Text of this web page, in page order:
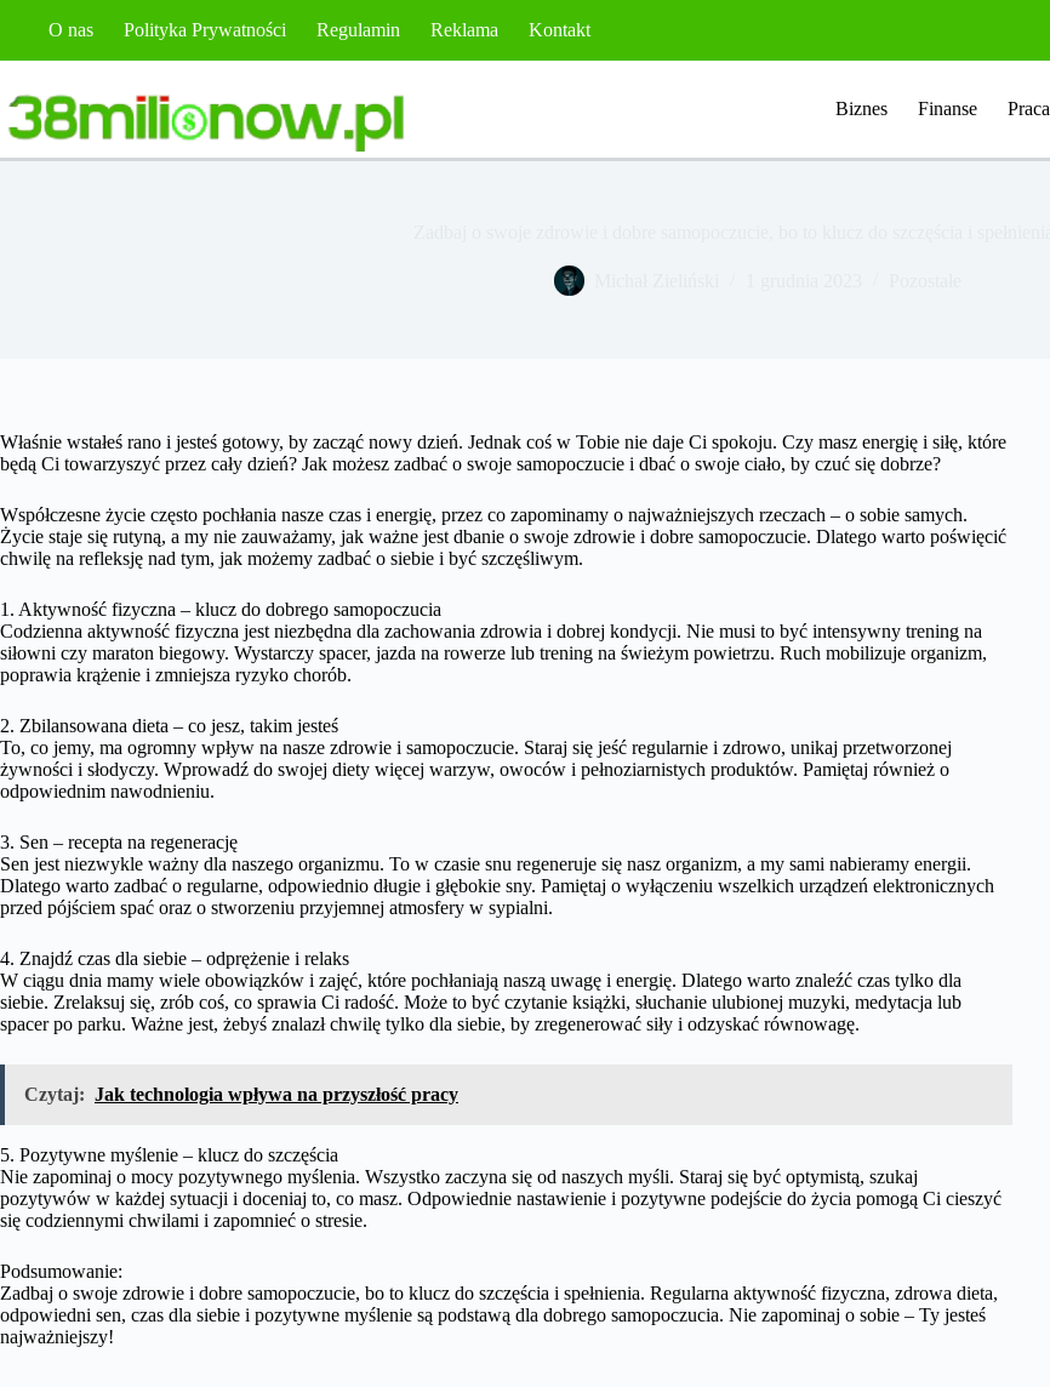
O nas Polityka Prywatności Regulamin Reklama Kontakt
Biznes Finanse Praca
Właśnie wstałeś rano i jesteś gotowy, by zacząć nowy dzień. Jednak coś w Tobie nie daje Ci spokoju. Czy masz energię i siłę, które
będą Ci towarzyszyć przez cały dzień? Jak możesz zadbać o swoje samopoczucie i dbać o swoje ciało, by czuć się dobrze?
Współczesne życie często pochłania nasze czas i energię, przez co zapominamy o najważniejszych rzeczach – o sobie samych.
Życie staje się rutyną, a my nie zauważamy, jak ważne jest dbanie o swoje zdrowie i dobre samopoczucie. Dlatego warto poświęcić
chwilę na refleksję nad tym, jak możemy zadbać o siebie i być szczęśliwym.
1. Aktywność fizyczna – klucz do dobrego samopoczucia
Codzienna aktywność fizyczna jest niezbędna dla zachowania zdrowia i dobrej kondycji. Nie musi to być intensywny trening na
siłowni czy maraton biegowy. Wystarczy spacer, jazda na rowerze lub trening na świeżym powietrzu. Ruch mobilizuje organizm,
poprawia krążenie i zmniejsza ryzyko chorób.
2. Zbilansowana dieta – co jesz, takim jesteś
To, co jemy, ma ogromny wpływ na nasze zdrowie i samopoczucie. Staraj się jeść regularnie i zdrowo, unikaj przetworzonej
żywności i słodyczy. Wprowadź do swojej diety więcej warzyw, owoców i pełnoziarnistych produktów. Pamiętaj również o
odpowiednim nawodnieniu.
3. Sen – recepta na regenerację
Sen jest niezwykle ważny dla naszego organizmu. To w czasie snu regeneruje się nasz organizm, a my sami nabieramy energii.
Dlatego warto zadbać o regularne, odpowiednio długie i głębokie sny. Pamiętaj o wyłączeniu wszelkich urządzeń elektronicznych
przed pójściem spać oraz o stworzeniu przyjemnej atmosfery w sypialni.
4. Znajdź czas dla siebie – odprężenie i relaks
W ciągu dnia mamy wiele obowiązków i zajęć, które pochłaniają naszą uwagę i energię. Dlatego warto znaleźć czas tylko dla
siebie. Zrelaksuj się, zrób coś, co sprawia Ci radość. Może to być czytanie książki, słuchanie ulubionej muzyki, medytacja lub
spacer po parku. Ważne jest, żebyś znalazł chwilę tylko dla siebie, by zregenerować siły i odzyskać równowagę.
Czytaj: Jak technologia wpływa na przyszłość pracy
5. Pozytywne myślenie – klucz do szczęścia
Nie zapominaj o mocy pozytywnego myślenia. Wszystko zaczyna się od naszych myśli. Staraj się być optymistą, szukaj
pozytywów w każdej sytuacji i doceniaj to, co masz. Odpowiednie nastawienie i pozytywne podejście do życia pomogą Ci cieszyć
się codziennymi chwilami i zapomnieć o stresie.
Podsumowanie:
Zadbaj o swoje zdrowie i dobre samopoczucie, bo to klucz do szczęścia i spełnienia. Regularna aktywność fizyczna, zdrowa dieta,
odpowiedni sen, czas dla siebie i pozytywne myślenie są podstawą dla dobrego samopoczucia. Nie zapominaj o sobie – Ty jesteś
najważniejszy!